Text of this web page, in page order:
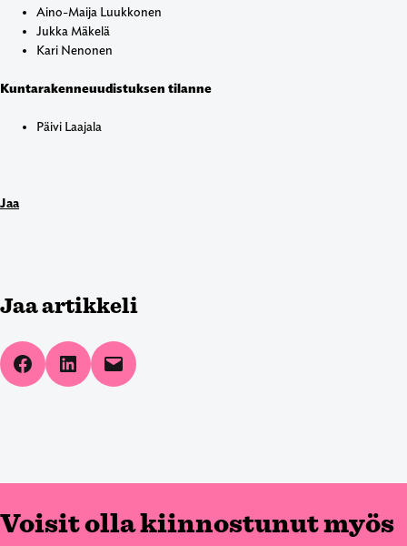
Aino-Maija Luukkonen
Jukka Mäkelä
Kari Nenonen
Kuntarakenneuudistuksen tilanne
Päivi Laajala
Jaa
Jaa artikkeli
Share on Facebook
Share on LinkedIn
Email this Page
Voisit olla kiinnostunut myös